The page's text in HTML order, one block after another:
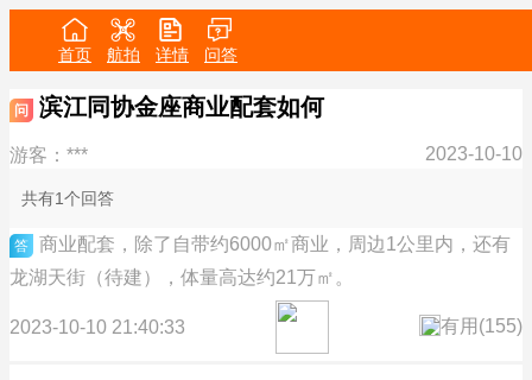
首页 航拍 详情 问答
问 滨江同协金座商业配套如何
游客：*** 2023-10-10
共有1个回答
答
商业配套，除了自带约6000㎡商业，周边1公里内，还有
龙湖天街（待建），体量高达约21万㎡。
2023-10-10 21:40:33 有用(155)